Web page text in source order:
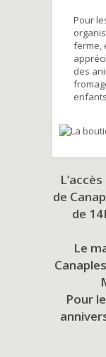
Pour
ferme,
des
de
de
Le
Pour